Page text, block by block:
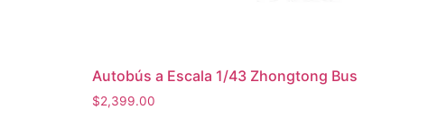
Autobús a Escala 1/43 Zhongtong Bus
$2,399.00